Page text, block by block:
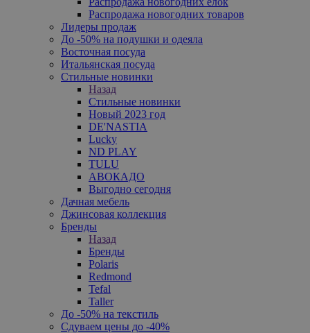
Распродажа новогодних товаров
Лидеры продаж
До -50% на подушки и одеяла
Восточная посуда
Итальянская посуда
Стильные новинки
Назад
Стильные новинки
Новый 2023 год
DE'NASTIA
Lucky
ND PLAY
TULU
АВОКАДО
Выгодно сегодня
Дачная мебель
Джинсовая коллекция
Бренды
Назад
Бренды
Polaris
Redmond
Tefal
Taller
До -50% на текстиль
Сдуваем цены до -40%